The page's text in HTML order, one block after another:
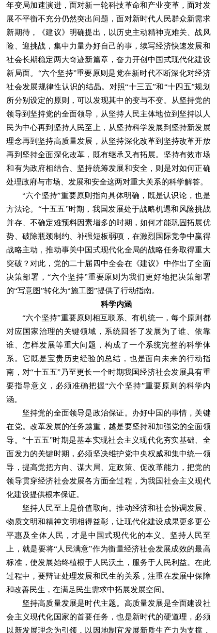
年变局加速演进，面对新一轮科技革命和产业变革，面对发
展不平衡不充分仍然突出问题，面对新时代人民群众新需求
新期待，《建议》明确提出，以历史主动精神克难关、战风
险、迎挑战，集中力量办好自己的事，续写经济快速发展和
社会长期稳定两大奇迹新篇章，奋力开创中国式现代化建设
新局面。“六个坚持”重要原则是党在新时代不断深化对经济
社会发展规律性认识的结晶。对照“十三五”和“十四五”规划
所分别设定的原则，可以发现其中的变与不变。从坚持党的
领导到坚持党的全面领导，从坚持人民主体地位到坚持以人
民为中心再到坚持人民至上，从坚持科学发展到坚持新发展
理念再到坚持高质量发展，从坚持深化改革到坚持改革开放
再到坚持全面深化改革，既有继承又有拓展。坚持有效市场
和有为政府相结合、坚持统筹发展和安全，则是对如何正确
处理政府与市场、发展和安全这两对重大关系的科学解答。
“六个坚持”重要原则指向具体明确，既是认识论，也是
方法论。“十五五”时期，我国发展处于战略机遇和风险挑战
并存、不确定难预料因素增多的时期，如何才能巩固拓展优
势、破除瓶颈制约、补强短板弱项，在激烈国际竞争中赢得
战略主动，推动事关中国式现代化全局的战略任务取得重大
突破？对此，党的二十届四中全会在《建议》中作出了全面
决策部署，“六个坚持”重要原则为我们更好地把决策部署
的“写意图”转化为“施工图”提供了行动指南。
科学内涵
“六个坚持”重要原则相互联系、有机统一，每个原则都
对应国家治理的关键领域，系统回答了发展为了谁、依靠
谁、怎样发展等重大问题，构成了一个系统完整的科学体
系。它既是宝贵历史经验的总结，也是面向未来的行动指
南，对“十五五”乃至更长一个时期我国经济社会发展具有重
要指导意义，必须准确把握“六个坚持”重要原则的科学内
涵。
坚持党的全面领导是政治保证。办好中国的事情，关键
在党。改革发展的任务越重，越是要坚持和加强党的全面领
导。“十五五”时期是基本实现社会主义现代化夯实基础、全
面发力的关键时期，必须坚决维护党中央权威和集中统一领
导，提高党把方向、谋大局、定政策、促改革能力，把党的
领导贯穿经济社会发展各方面全过程，为我国社会主义现代
化建设提供根本保证。
坚持人民至上是价值取向。推动经济和社会协调发展、
物质文明和精神文明相得益彰，让现代化建设成果更多更公
平惠及全体人民，才是中国式现代化的本义。坚持人民至
上，就是要将“人民满意”作为衡量经济社会发展成效的最高
标准，使发展始终植根于人民沃土，服务于人民利益。在此
过程中，要辩证处理发展和民生的关系，注重在发展中保障
和改善民生，在满足民生需求中拓展发展空间。
坚持高质量发展是时代主题。高质量发展是全面建设社
会主义现代化国家的首要任务，也是新时代的硬道理，必须
以新发展理念为引领，以因地制宜发展新质生产力为支撑，